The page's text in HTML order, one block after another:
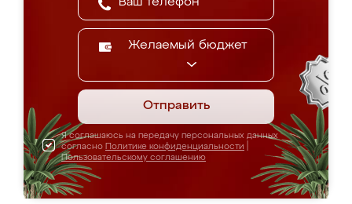
Желаемый бюджет
Отправить
Я соглашаюсь на передачу персональных данных
согласно Политике конфиденциальности
Пользовательскому соглашению